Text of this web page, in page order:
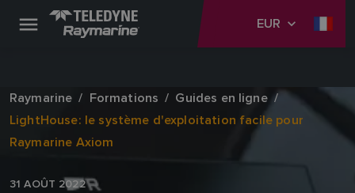
EUR
Raymarine Formations
Guides en ligne
LightHouse: le système d'exploitation facile pour
Raymarine Axiom
31 AOÛT 2022